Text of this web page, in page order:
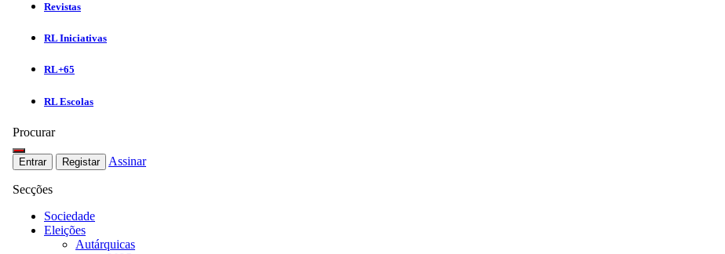
Revistas
RL Iniciativas
RL+65
RL Escolas
Procurar
Entrar Registar Assinar
Secções
Sociedade
Eleições
Autárquicas